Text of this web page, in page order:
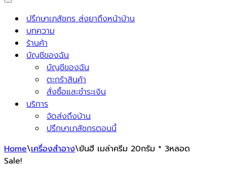
Navigation
Menu ปรึกษาเภสัชกร ส่งยาถึงหน้าบ้าน
บทความ
ร้านค้า
บัญชีของฉัน
บัญชีของฉัน
ตะกร้าสินค้า
สั่งซื้อและชำระเงิน
บริการ
จัดส่งถึงบ้าน
ปรึกษาเภสัชกรตอนนี้
Home\เครื่องสำอาง\ยันฮี เมล่าครีม 20กรัม * 3หลอด
Sale!